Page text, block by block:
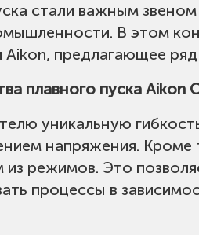
стали важным
В этом
предлагающее
плавного пуска Aikon
уникальную
напряжения. Кроме
режимов. Это
процессы в
220V±15%, 50/
от модели)